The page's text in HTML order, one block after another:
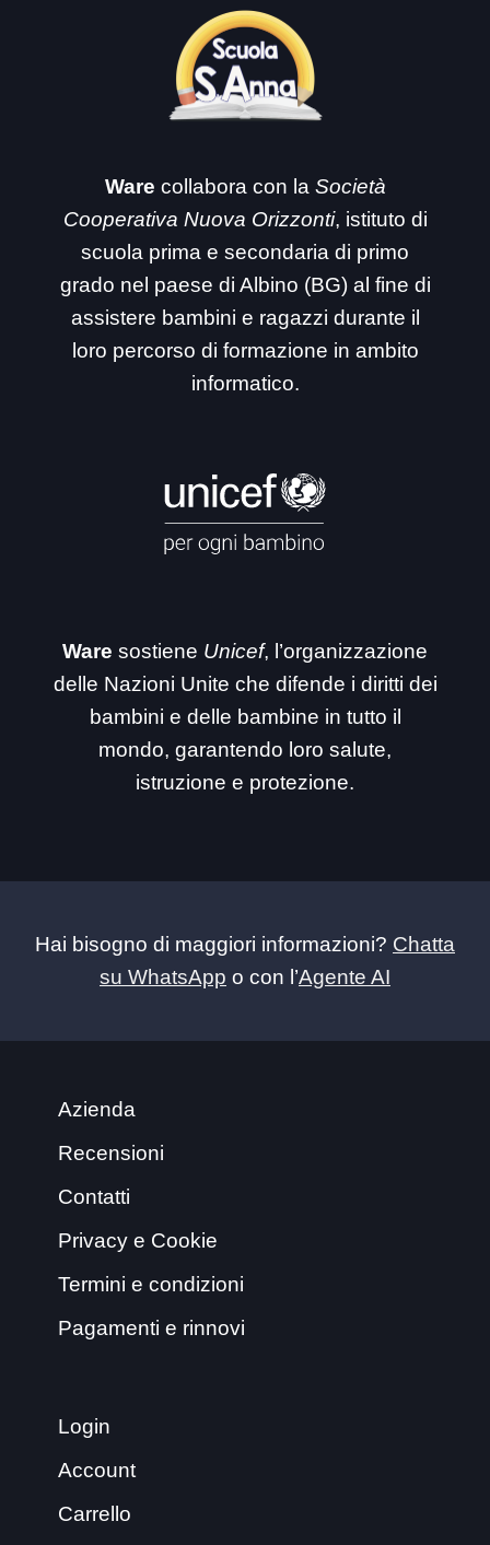
Ware collabora con la Società
Cooperativa Nuova Orizzonti, istituto di
scuola prima e secondaria di primo
grado nel paese di Albino (BG) al fine di
assistere bambini e ragazzi durante il
loro percorso di formazione in ambito
informatico.
Ware sostiene Unicef, l’organizzazione
delle Nazioni Unite che difende i diritti dei
bambini e delle bambine in tutto il
mondo, garantendo loro salute,
istruzione e protezione.
Hai bisogno di maggiori informazioni? Chatta
su WhatsApp o con l’Agente AI
Azienda
Recensioni
Contatti
Privacy e Cookie
Termini e condizioni
Pagamenti e rinnovi
Login
Account
Carrello